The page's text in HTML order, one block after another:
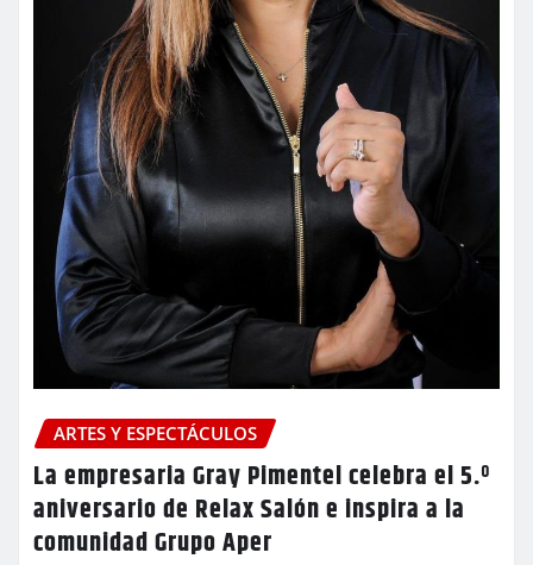
ARTES Y ESPECTÁCULOS
La empresaria Gray Pimentel celebra el 5.º
aniversario de Relax Salón e inspira a la
comunidad Grupo Aper